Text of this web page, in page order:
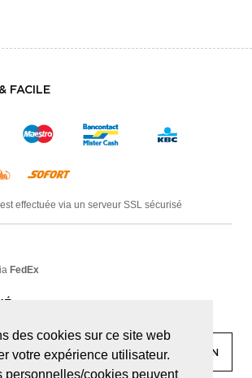
des cookies sur ce site web
votre expérience utilisateur.
personnelles/cookies peuvent
FACILE
effectuée via un serveur SSL sécurisé
FedEx